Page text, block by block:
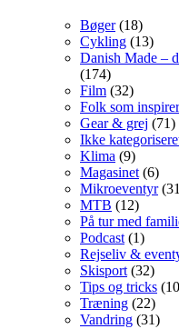
Bøger(18)
Cykling (13)
Danish Made –
(174)
Film (32)
Folk som
Gear & grej (71)
Ikke
Klima (9)
Magasinet (6)
Mikroeventyr
MTB (12)
På tur med
Podcast (1)
Rejseliv &
Skisport (32)
Tips og tricks
Træning (22)
Vandring (31)